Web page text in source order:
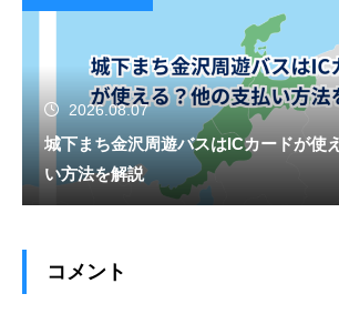
2026.08.07
城下まち金沢周遊バスはICカードが使
い方法を解説
コメント